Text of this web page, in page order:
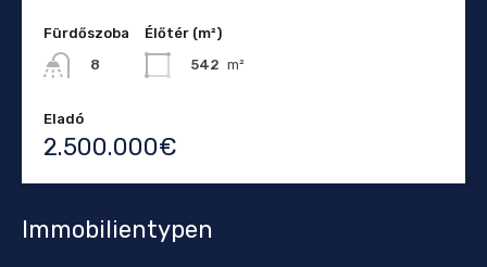
Fürdőszoba
8
Élőtér (m²)
542 m²
Eladó
2.500.000€
Immobilientypen